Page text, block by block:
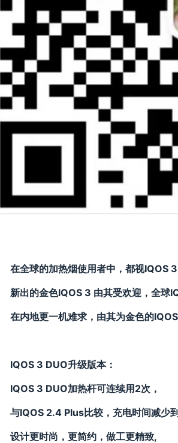
在全球的加热烟使用者中，都视IQOS
新出的金色IQOS 3 由其受欢迎，全球
在内地更一机难求，由其为金色的IQOS
IQOS 3 DUO升级版本：
IQOS 3 DUO加热杆可连续用2次，
与IQOS 2.4 Plus比较，充电时间减少
设计更时尚 ，更简约 ，做工更精致,